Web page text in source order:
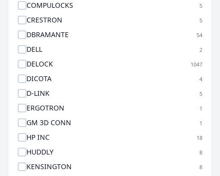
COMPULOCKS 5
CRESTRON 5
DBRAMANTE 54
DELL 2
DELOCK 1047
DICOTA 4
D-LINK 5
ERGOTRON 1
GM 3D CONN 1
HP INC 18
HUDDLY 8
KENSINGTON 8